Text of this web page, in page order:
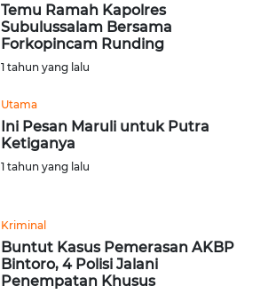
Temu Ramah Kapolres
Subulussalam Bersama
Forkopincam Runding
1 tahun yang lalu
Utama
Ini Pesan Maruli untuk Putra
Ketiganya
1 tahun yang lalu
Kriminal
Buntut Kasus Pemerasan AKBP
Bintoro, 4 Polisi Jalani
Penempatan Khusus